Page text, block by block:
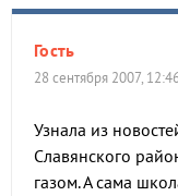
Гость
28 сентября 2007,
Узнала из
Славянского
газом. А сама